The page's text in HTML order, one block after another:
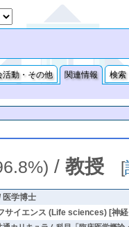
活動・その他 関連情報
検索
/ 教授 [
医学博士
サイエンス (Life sciences) [神